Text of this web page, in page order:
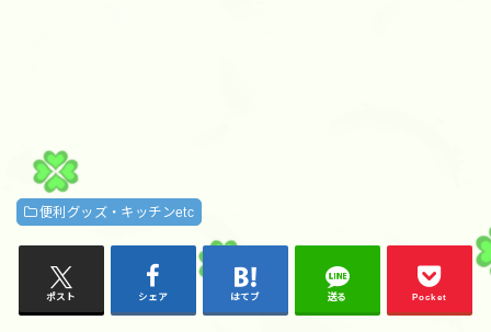
便利グッズ・キッチンetc
ポスト シェア はてブ 送る Pocket